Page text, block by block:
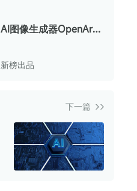
AI图像生成器OpenArt
榜前50 | AI新榜
新榜出品
下一篇